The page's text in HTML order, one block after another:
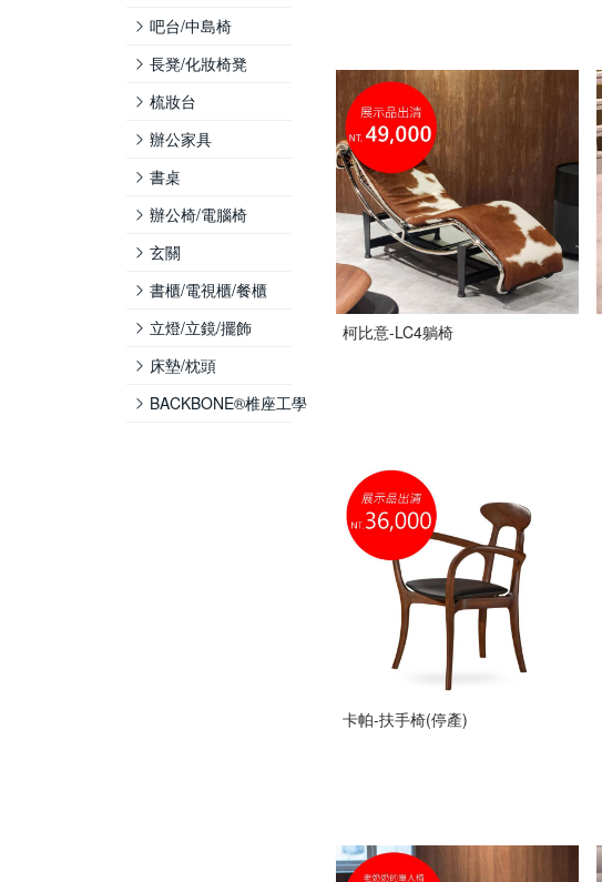
吧台/中島椅
長凳/化妝椅凳
梳妝台
辦公家具
書桌
辦公椅/電腦椅
玄關
書櫃/電視櫃/餐櫃
立燈/立鏡/擺飾
床墊/枕頭
BACKBONE®椎座工學
柯比意-LC4躺椅
卡帕-扶手椅(停產)